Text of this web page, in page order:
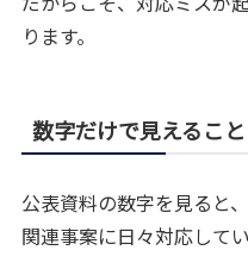
ります。
数字だけで見えるこ
公表資料の数字を見ると
関連事案に日々対応してい